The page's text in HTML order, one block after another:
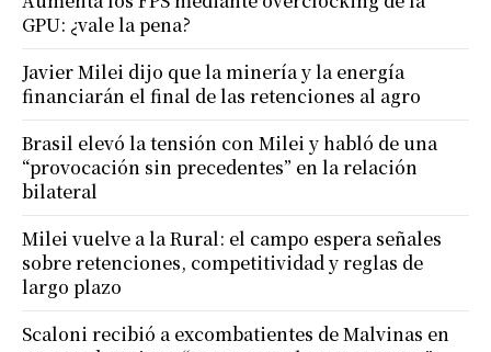
GPU: ¿vale la pena?
Javier Milei dijo que la minería y la energía
financiarán el final de las retenciones al agro
Brasil elevó la tensión con Milei y habló de una
“provocación sin precedentes” en la relación
bilateral
Milei vuelve a la Rural: el campo espera señales
sobre retenciones, competitividad y reglas de
largo plazo
Scaloni recibió a excombatientes de Malvinas en